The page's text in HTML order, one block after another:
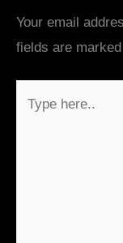
Your email
fields are marked
here..